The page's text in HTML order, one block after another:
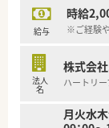
■プライ
■病院業
給与
時給
※ご経験
法人
名
株式会
ハートリ
月火水